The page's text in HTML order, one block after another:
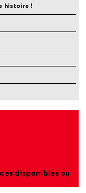
histoire !
disponibles ou